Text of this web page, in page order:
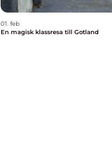
01. feb
En magisk klassresa till Gotland